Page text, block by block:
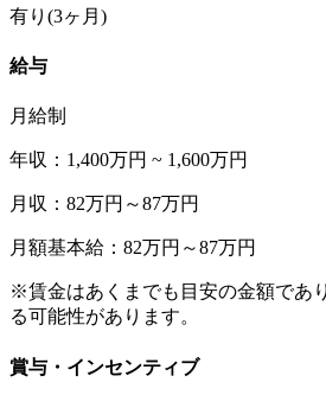
有り(3ヶ月)
給与
月給制
年収：1,400万円 ~ 1,600万円
月収：82万円～87万円
月額基本給：82万円～87万円
※賃金はあくまでも目安の金額であ
る可能性があります。
賞与・インセンティブ